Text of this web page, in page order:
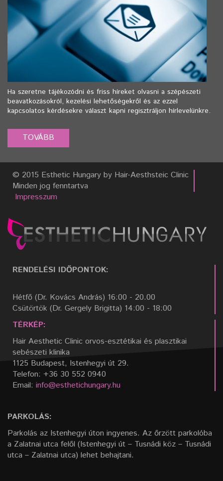
Ha szeretne tájékozódni és friss híreket olvasni a szépészeti
beavatkozásokról, kezelési lehetőségekről és az ezzel
kapcsolatos kérdésekre választ kapni regisztráljon hírlevelünkre.
© 2015 Esthetic Hungary by Hair-Aesthsteic Clinic
Minden jog fenntartva
Impresszum
RENDELÉSI IDŐPONTOK:
Hétfő (Dr. Kovács András) 16:00 - 20.00
Csütörtök (Dr. Gergely Brigitta) 14:00 - 18:00
TÉRKÉP:
Hair Aesthetic Clinic orvos-esztétikai és plasztikai
sebészeti klinika
1125 Budapest, Istenhegyi út 29.
Telefon: +36 30 552 0940
Email: info@esthetichungary.hu
PARKOLÁS:
Parkolás az Istenhegyi úton ingyenes. Az őrzött parkolóba
a Zalatnai utca felől (Istenhegyi út – Tusnádi köz – Tusnádi
utca – Zalatnai utca) lehet behajtani.